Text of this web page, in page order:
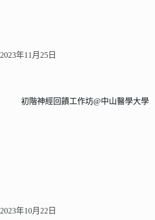
2023年11月25日
初階神經回饋工作坊@中山醫學大學
2023年10月22日